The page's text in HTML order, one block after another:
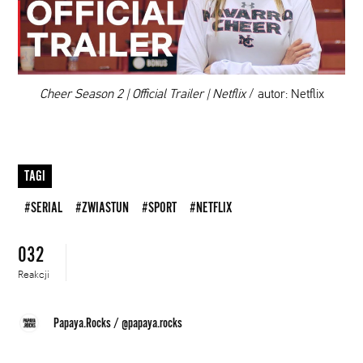
00:00
Cheer Season 2 | Official Trailer | Netflix/ autor: Netflix
DODAJ TEN FILM DO PLAYLISTY
TAGI
#SERIAL #ZWIASTUN #SPORT #NETFLIX
032
Reakcji
Papaya.Rocks /@papaya.rocks